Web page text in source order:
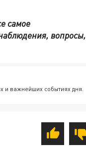
самое
вопросы,
и важнейших событиях дня.